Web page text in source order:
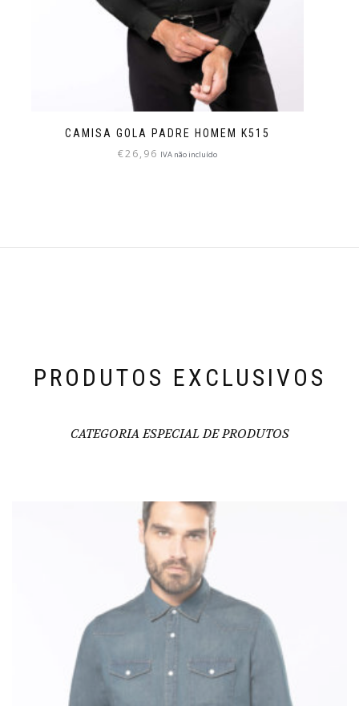
CAMISA GOLA PADRE HOMEM K515
€26,96 IVA não incluído
PRODUTOS EXCLUSIVOS
CATEGORIA ESPECIAL DE PRODUTOS